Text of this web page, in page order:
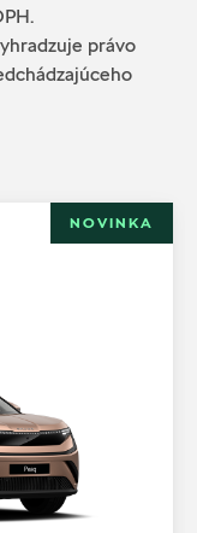
právo
NOVINKA